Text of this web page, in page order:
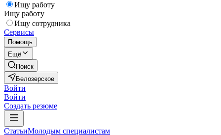
Ищу работу
Ищу работу
Ищу сотрудника
Сервисы
Помощь
Ещё
Поиск
Белозерское
Войти
Войти
Создать резюме
СтатьиМолодым специалистам